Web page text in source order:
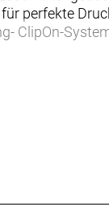
perfekte
ClipOn-